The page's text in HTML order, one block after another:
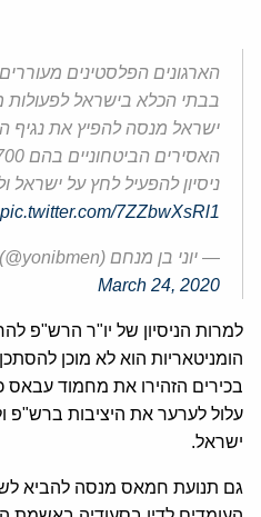
הארגונים הפלסטינים
בבתי הכלא בישראל
ניסיון להפעיל לחץ על ישראל
pic.twitter.com/7ZZbwXsRl1
— יוני בן מנחם yoni ben menachem (@yonibmen)
March 24, 2020
למרות הניסיון של יו"ר הרש"פ
הומניטאריות הוא לא מוכן
בכירים הזהירו את מחמוד
עלול לערער את היציבות ברש"פ
ישראל.
גם תנועת חמאס מנסה להביא